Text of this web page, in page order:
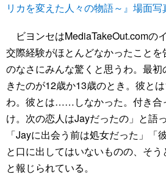
リカを変えた人々の物語～』場面写
ビヨンセはMediaTakeOut.comの
交際経験がほとんどなかったこと
のなさにみんな驚くと思うわ。最
きたのが12歳か13歳のとき。彼と
わ。彼とは……しなかった。付き合
け。次の恋人はJayだったの」と語
「Jayに出会う前は処女だった」「
と口に出してはいないものの、そ
と報じられている。